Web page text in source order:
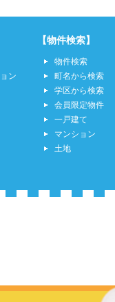
ン
【物件検索】
物件検索
町名から検索
学区から検索
会員限定物件
一戸建て
マンション
土地